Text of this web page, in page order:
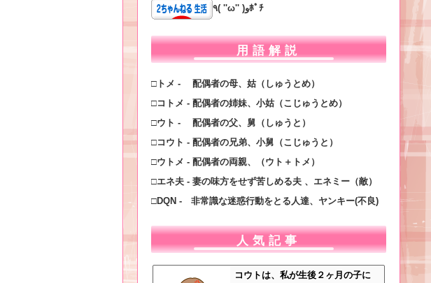
٩( ''ω'' )وﾎﾟﾁ
用語解説
□トメ - 配偶者の母、姑（しゅうとめ）
□コトメ - 配偶者の姉妹、小姑（こじゅうとめ）
□ウト - 配偶者の父、舅（しゅうと）
□コウト - 配偶者の兄弟、小舅（こじゅうと）
□ウトメ - 配偶者の両親、（ウト＋トメ）
□エネ夫 - 妻の味方をせず苦しめる夫 、エネミー（敵）
□DQN - 非常識な迷惑行動をとる人達、ヤンキー(不良)
人気記事
コウトは、私が生後２ヶ月の子に